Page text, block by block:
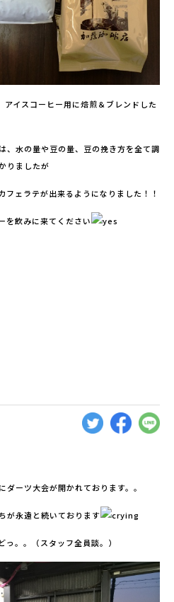
アイスコーヒー用に焙煎＆ブレンドした
、水の量や豆の量、豆の挽き方を全て調
りましたが
フェラテが出来るようになりました！！
を飲みに来てください
ーツ大会が開かれております。。
が永遠と続いております
。。（スタッフ全員談。）